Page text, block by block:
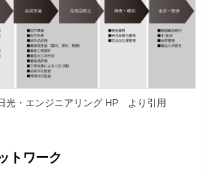
光・エンジニアリング HP より引用
トワーク